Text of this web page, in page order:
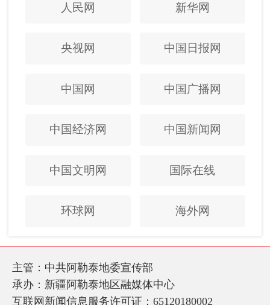
人民网 新华网
央视网 中国日报网
中国网 中国广播网
中国经济网 中国新闻网
中国文明网 国际在线
环球网 海外网
主管：中共阿勒泰地委宣传部
承办：新疆阿勒泰地区融媒体中心
互联网新闻信息服务许可证：65120180002